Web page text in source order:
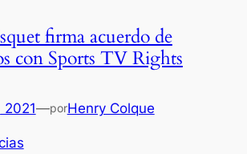
firma acuerdo de
con Sports TV Rights
2021—porHenry Colque